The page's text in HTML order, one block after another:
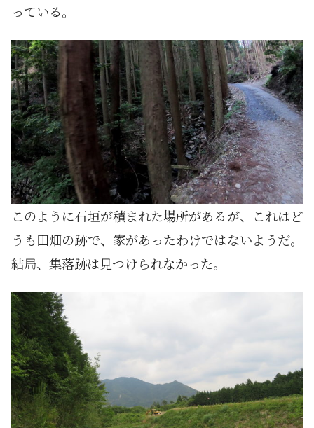
っている。
このように石垣が積まれた場所があるが、これはど
うも田畑の跡で、家があったわけではないようだ。
結局、集落跡は見つけられなかった。